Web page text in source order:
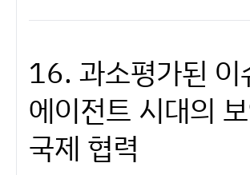
16. 과소평가된 이
에이전트 시대의
국제 협력